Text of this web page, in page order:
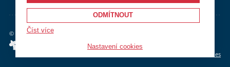
© 2026 Univerzita Karlova Lékařská fakulta v Plzni
Cookies
ODMÍTNOUT
Nastavení cookies
Číst více